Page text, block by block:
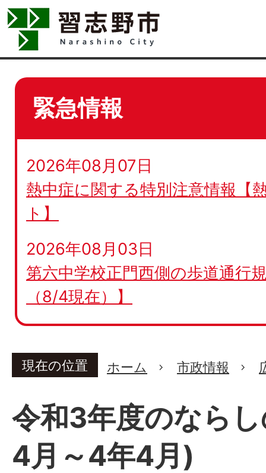
緊急情報
2026年08月07日
熱中症に関する特別注意情報【
ト】
2026年08月03日
第六中学校正門西側の歩道通行
（8/4現在）】
現在の位置 ホーム 市政情報
令和3年度のなら
4月～4年4月)